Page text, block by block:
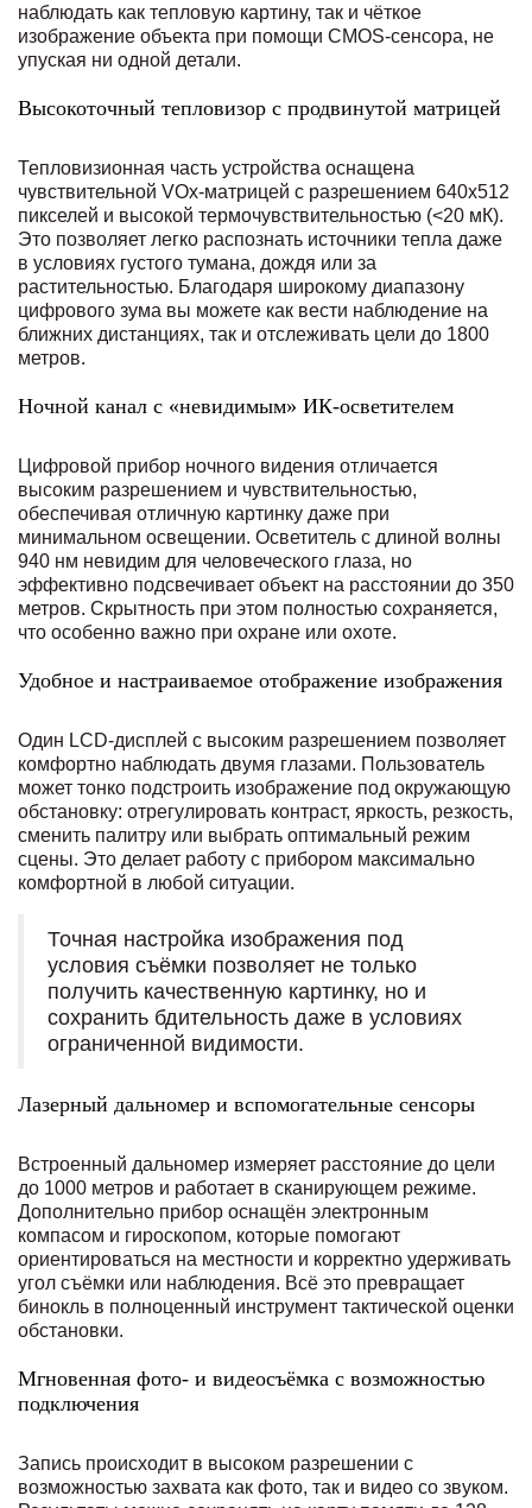
наблюдать как тепловую картину, так и чёткое
изображение объекта при помощи CMOS-сенсора, не
упуская ни одной детали.
Высокоточный тепловизор с продвинутой матрицей
Тепловизионная часть устройства оснащена
чувствительной VOx-матрицей с разрешением 640x512
пикселей и высокой термочувствительностью (<20 мК).
Это позволяет легко распознать источники тепла даже
в условиях густого тумана, дождя или за
растительностью. Благодаря широкому диапазону
цифрового зума вы можете как вести наблюдение на
ближних дистанциях, так и отслеживать цели до 1800
метров.
Ночной канал с «невидимым» ИК-осветителем
Цифровой прибор ночного видения отличается
высоким разрешением и чувствительностью,
обеспечивая отличную картинку даже при
минимальном освещении. Осветитель с длиной волны
940 нм невидим для человеческого глаза, но
эффективно подсвечивает объект на расстоянии до 350
метров. Скрытность при этом полностью сохраняется,
что особенно важно при охране или охоте.
Удобное и настраиваемое отображение изображения
Один LCD-дисплей с высоким разрешением позволяет
комфортно наблюдать двумя глазами. Пользователь
может тонко подстроить изображение под окружающую
обстановку: отрегулировать контраст, яркость, резкость,
сменить палитру или выбрать оптимальный режим
сцены. Это делает работу с прибором максимально
комфортной в любой ситуации.
Точная настройка изображения под
условия съёмки позволяет не только
получить качественную картинку, но и
сохранить бдительность даже в условиях
ограниченной видимости.
Лазерный дальномер и вспомогательные сенсоры
Встроенный дальномер измеряет расстояние до цели
до 1000 метров и работает в сканирующем режиме.
Дополнительно прибор оснащён электронным
компасом и гироскопом, которые помогают
ориентироваться на местности и корректно удерживать
угол съёмки или наблюдения. Всё это превращает
бинокль в полноценный инструмент тактической оценки
обстановки.
Мгновенная фото- и видеосъёмка с возможностью
подключения
Запись происходит в высоком разрешении с
возможностью захвата как фото, так и видео со звуком.